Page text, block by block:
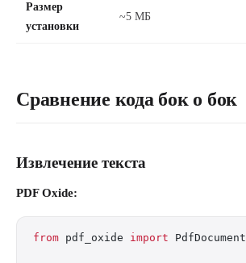
Размер
установки
~5 МБ
Сравнение кода бок о бок
Извлечение текста
PDF Oxide:
from pdf_oxide import PdfDocument